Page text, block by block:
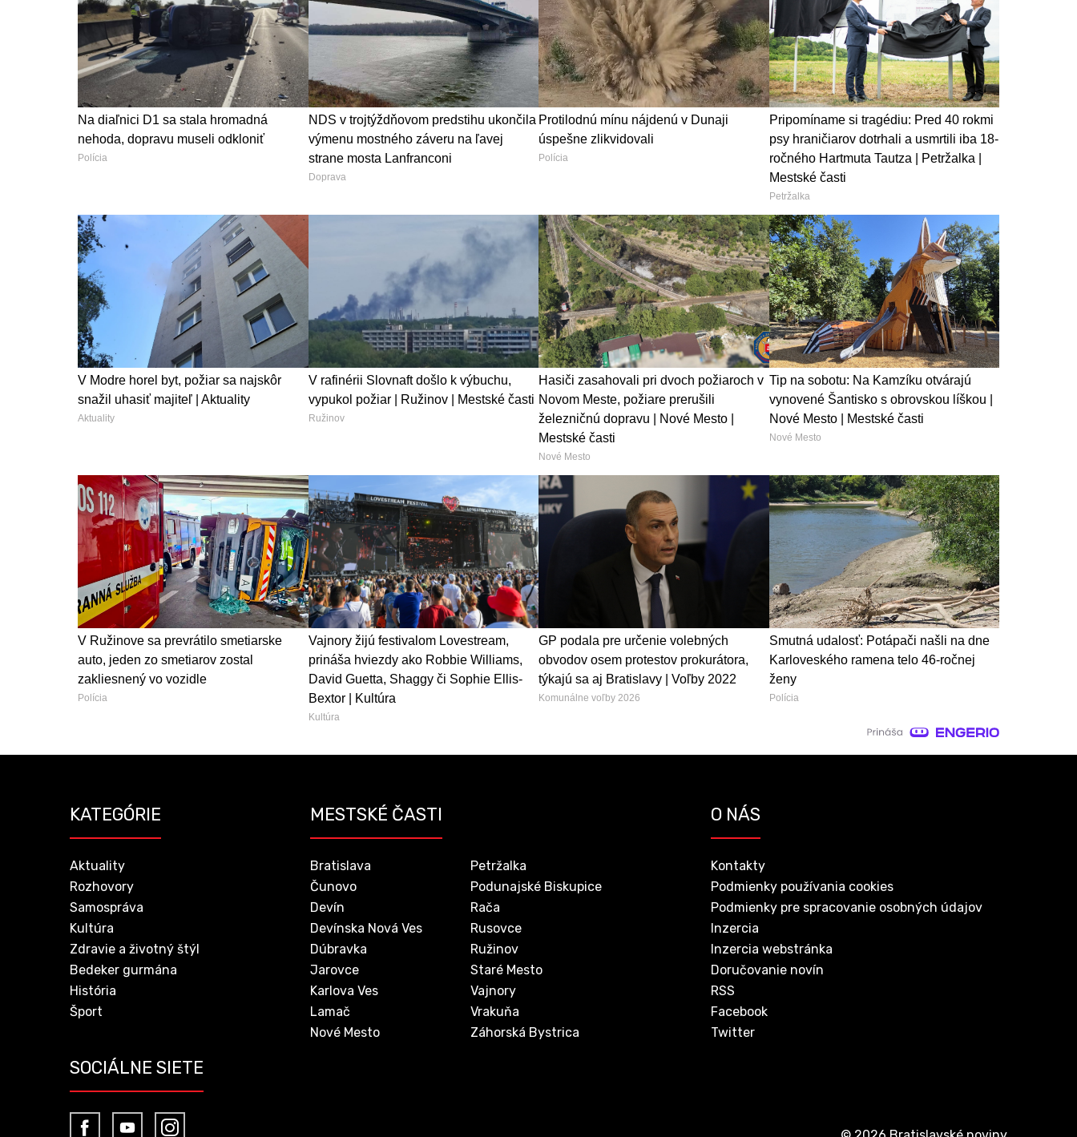
Na diaľnici D1 sa stala hromadná
nehoda, dopravu museli odkloniť
Polícia
NDS v trojtýždňovom predstihu ukončila
výmenu mostného záveru na ľavej
strane mosta Lanfranconi
Doprava
Protilodnú mínu nájdenú v Dunaji
úspešne zlikvidovali
Polícia
Pripomíname si tragédiu: Pred 40 rokmi
psy hraničiarov dotrhali a usmrtili iba 18-
ročného Hartmuta Tautza | Petržalka |
Mestské časti
Petržalka
V Modre horel byt, požiar sa najskôr
snažil uhasiť majiteľ | Aktuality
Aktuality
V rafinérii Slovnaft došlo k výbuchu,
vypukol požiar | Ružinov | Mestské časti
Ružinov
Hasiči zasahovali pri dvoch požiaroch v
Novom Meste, požiare prerušili
železničnú dopravu | Nové Mesto |
Mestské časti
Nové Mesto
Tip na sobotu: Na Kamzíku otvárajú
vynovené Šantisko s obrovskou líškou |
Nové Mesto | Mestské časti
Nové Mesto
V Ružinove sa prevrátilo smetiarske
auto, jeden zo smetiarov zostal
zakliesnený vo vozidle
Polícia
Vajnory žijú festivalom Lovestream,
prináša hviezdy ako Robbie Williams,
David Guetta, Shaggy či Sophie Ellis-
Bextor | Kultúra
Kultúra
GP podala pre určenie volebných
obvodov osem protestov prokurátora,
týkajú sa aj Bratislavy | Voľby 2022
Komunálne voľby 2026
Smutná udalosť: Potápači našli na dne
Karloveského ramena telo 46-ročnej
ženy
Polícia
KATEGÓRIE
Aktuality
Rozhovory
Samospráva
Kultúra
Zdravie a životný štýl
Bedeker gurmána
História
Šport
MESTSKÉ ČASTI
Bratislava
Čunovo
Devín
Devínska Nová Ves
Dúbravka
Jarovce
Karlova Ves
Lamač
Nové Mesto
Petržalka
Podunajské Biskupice
Rača
Rusovce
Ružinov
Staré Mesto
Vajnory
Vrakuňa
Záhorská Bystrica
O NÁS
Kontakty
Podmienky používania cookies
Podmienky pre spracovanie osobných údajov
Inzercia
Inzercia webstránka
Doručovanie novín
RSS
Facebook
Twitter
SOCIÁLNE SIETE